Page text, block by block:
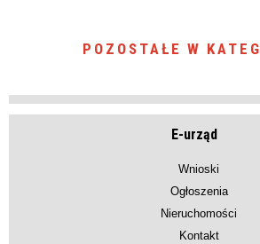
POZOSTAŁE W
E-urząd
Wnioski
Ogłoszenia
Nieruchomości
Kontakt